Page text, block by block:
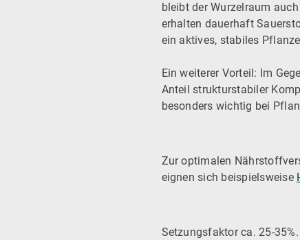
bleibt der Wurzelraum
erhalten dauerhaft
ein aktives, stabiles
Ein weiterer Vorteil: Im
Anteil strukturstabiler
besonders wichtig bei
Zur optimalen
eignen sich beispielsweise
Setzungsfaktor ca. 25-35%.